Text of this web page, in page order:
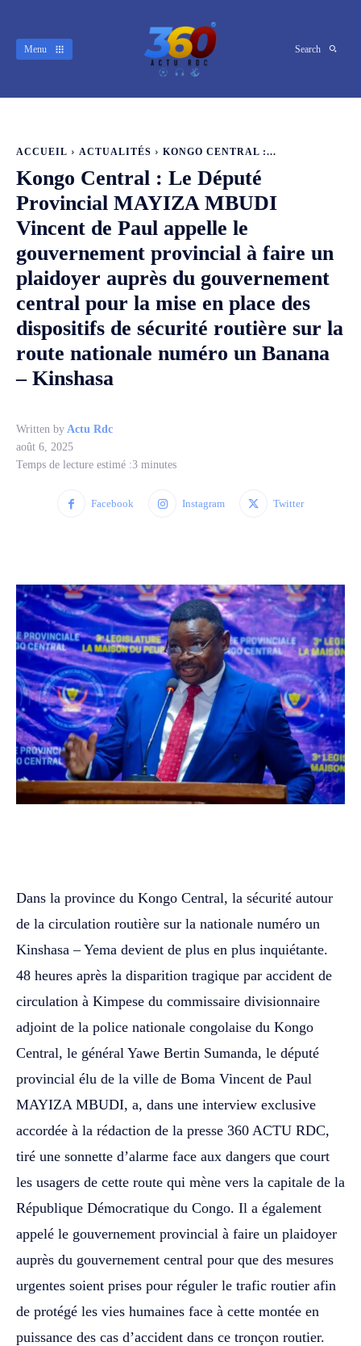
Menu Search
ACCUEIL ACTUALITÉS KONGO CENTRAL :...
Kongo Central : Le Député
Provincial MAYIZA MBUDI
Vincent de Paul appelle le
gouvernement provincial à faire un
plaidoyer auprès du gouvernement
central pour la mise en place des
dispositifs de sécurité routière sur la
route nationale numéro un Banana
– Kinshasa
Written by Actu Rdc
août 6, 2025
Temps de lecture estimé :3 minutes
Facebook Instagram Twitter
‎Dans la province du Kongo Central, la sécurité autour
de la circulation routière sur la nationale numéro un
Kinshasa – Yema devient de plus en plus inquiétante.
48 heures après la disparition tragique par accident de
circulation à Kimpese du commissaire divisionnaire
adjoint de la police nationale congolaise du Kongo
Central, le général Yawe Bertin Sumanda, le député
provincial élu de la ville de Boma Vincent de Paul
MAYIZA MBUDI, a, dans une interview exclusive
accordée à la rédaction de la presse 360 ACTU RDC,
tiré une sonnette d’alarme face aux dangers que court
les usagers de cette route qui mène vers la capitale de la
République Démocratique du Congo. Il a également
appelé le gouvernement provincial à faire un plaidoyer
auprès du gouvernement central pour que des mesures
urgentes soient prises pour réguler le trafic routier afin
de protégé les vies humaines face à cette montée en
puissance des cas d’accident dans ce tronçon routier.